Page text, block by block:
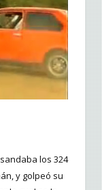
los 324
y golpeó su